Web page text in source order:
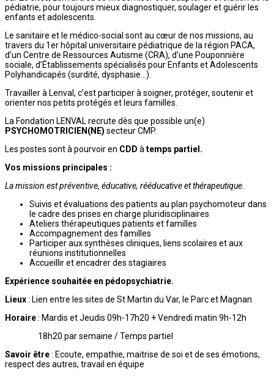
pédiatrie, pour toujours mieux diagnostiquer, soulager et guérir les
enfants et adolescents.
Le sanitaire et le médico-social sont au cœur de nos missions, au
travers du 1er hôpital universitaire pédiatrique de la région PACA,
d’un Centre de Ressources Autisme (CRA), d’une Pouponnière
sociale, d’Établissements spécialisés pour Enfants et Adolescents
Polyhandicapés (surdité, dysphasie…).
Travailler à Lenval, c’est participer à soigner, protéger, soutenir et
orienter nos petits protégés et leurs familles.
La Fondation LENVAL recrute dès que possible un(e)
PSYCHOMOTRICIEN(NE) secteur CMP.
Les postes sont à pourvoir en CDD àtemps partiel.
Vos missions principales :
La mission est préventive, éducative, rééducative et thérapeutique.
Suivis et évaluations des patients au plan psychomoteur dans
le cadre des prises en charge pluridisciplinaires
Ateliers thérapeutiques patients et familles
Accompagnement des familles
Participer aux synthèses cliniques, liens scolaires et aux
réunions institutionnelles
Accueillir et encadrer des stagiaires
Expérience souhaitée en pédopsychiatrie.
Lieux: Lien entre les sites de St Martin du Var, le Parc et Magnan
Horaire: Mardis et Jeudis 09h-17h20 + Vendredi matin 9h-12h
18h20 par semaine / Temps partiel
Savoir être: Ecoute, empathie, maitrise de soi et de ses émotions,
respect des autres, travail en équipe